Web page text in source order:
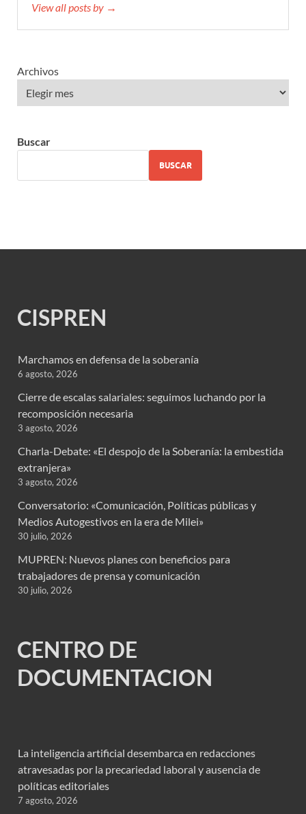
View all posts by →
Archivos
Buscar
BUSCAR
CISPREN
Marchamos en defensa de la soberanía
6 agosto, 2026
Cierre de escalas salariales: seguimos luchando por la
recomposición necesaria
3 agosto, 2026
Charla-Debate: «El despojo de la Soberanía: la embestida
extranjera»
3 agosto, 2026
Conversatorio: «Comunicación, Políticas públicas y
Medios Autogestivos en la era de Milei»
30 julio, 2026
MUPREN: Nuevos planes con beneficios para
trabajadores de prensa y comunicación
30 julio, 2026
CENTRO DE
DOCUMENTACION
La inteligencia artificial desembarca en redacciones
atravesadas por la precariedad laboral y ausencia de
políticas editoriales
7 agosto, 2026